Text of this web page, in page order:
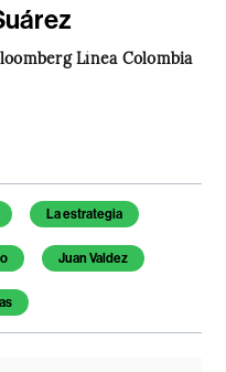
Línea Colombia
La estrategia
Juan Valdez